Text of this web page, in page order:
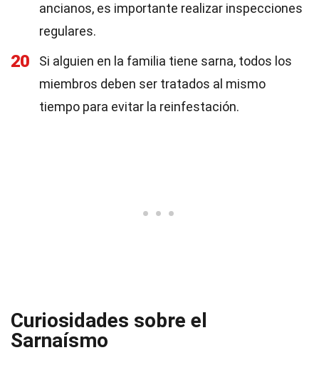
ancianos, es importante realizar inspecciones
regulares.
20
Si alguien en la familia tiene sarna, todos los
miembros deben ser tratados al mismo
tiempo para evitar la reinfestación.
Curiosidades sobre el
Sarnaísmo